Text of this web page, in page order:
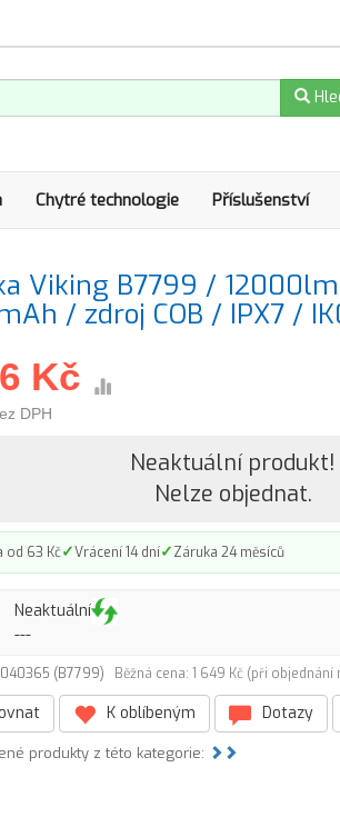
Chytré technologie Příslušenství
Viking B7799 /
/ zdroj COB / IPX7 /
Kč
DPH
Neaktuální produkt!
Nelze objednat.
od 63 Kč✓Vrácení 14 dní✓Záruka 24 měsíců
Neaktuální
---
(B7799) Běžná cena: 1 649 Kč (při
K oblíbeným Dotazy
produkty z této kategorie: